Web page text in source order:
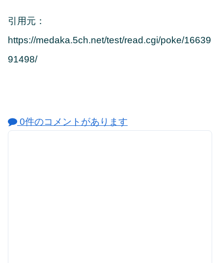
引用元：
https://medaka.5ch.net/test/read.cgi/poke/16639
91498/
0件のコメントがあります